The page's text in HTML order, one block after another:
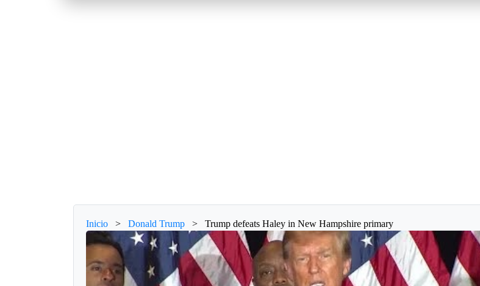
Inicio > Donald Trump > Trump defeats Haley in New Hampshire primary